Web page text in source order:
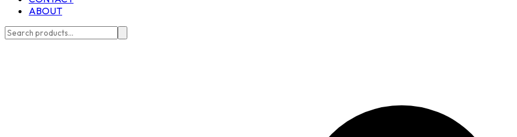
ABOUT